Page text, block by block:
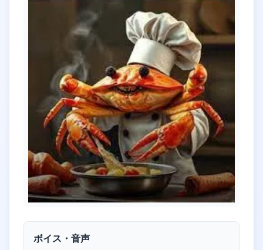
ボイス・音声